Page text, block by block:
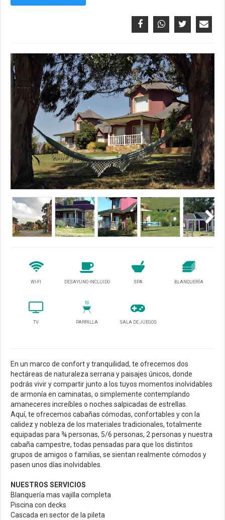
WI-FI DESAYUNO INCLUIDO SPA BLANQUERÍA
TV PARRILLA SALA DE JUEGOS
En un marco de confort y tranquilidad, te ofrecemos dos
hectáreas de naturaleza serrana y paisajes únicos, donde
podrás vivir y compartir junto a los tuyos momentos inolvidables
de armonía en caminatas, o simplemente contemplando
amaneceres increíbles o noches salpicadas de estrellas.
Aquí, te ofrecemos cabañas cómodas, confortables y con la
calidez y nobleza de los materiales tradicionales, totalmente
equipadas para ¾ personas, 5/6 personas, 2 personas y nuestra
cabaña campestre, todas pensadas para que los distintos
grupos de amigos o familias, se sientan realmente cómodos y
pasen unos días inolvidables.
NUESTROS SERVICIOS
Blanquería mas vajilla completa
Piscina con decks
Cascada en sector de la pileta